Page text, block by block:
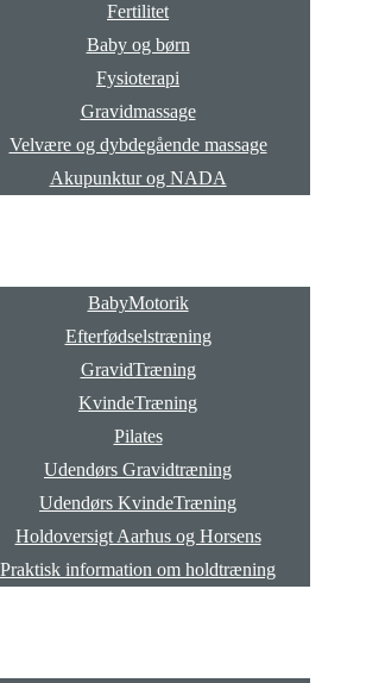
Fertilitet
Baby og børn
Fysioterapi
Gravidmassage
Velvære og dybdegående massage
Akupunktur og NADA
BabyMotorik
Efterfødselstræning
GravidTræning
KvindeTræning
Pilates
Udendørs Gravidtræning
Udendørs KvindeTræning
Holdoversigt Aarhus og Horsens
Praktisk information om holdtræning